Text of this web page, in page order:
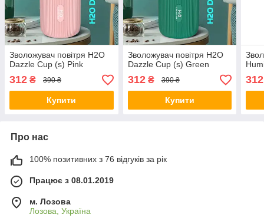
Зволожувач повітря H2O
Dazzle Cup (s) Pink
312 ₴ 390 ₴
Купити
Зволожувач повітря H2O
Dazzle Cup (s) Green
312₴ 390 ₴
Купити
312
Про нас
100% позитивних з 76 відгуків за рік
Працює з 08.01.2019
м. Лозова
Лозова, Україна